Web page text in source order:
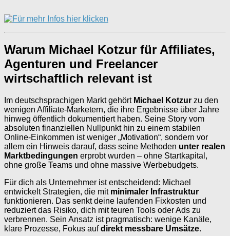
Warum Michael Kotzur für Affiliates,
Agenturen und Freelancer
wirtschaftlich relevant ist
Im deutschsprachigen Markt gehört Michael Kotzur zu den
wenigen Affiliate-Marketern, die ihre Ergebnisse über Jahre
hinweg öffentlich dokumentiert haben. Seine Story vom
absoluten finanziellen Nullpunkt hin zu einem stabilen
Online-Einkommen ist weniger „Motivation“, sondern vor
allem ein Hinweis darauf, dass seine Methoden unter realen
Marktbedingungen erprobt wurden – ohne Startkapital,
ohne große Teams und ohne massive Werbebudgets.
Für dich als Unternehmer ist entscheidend: Michael
entwickelt Strategien, die mit minimaler Infrastruktur
funktionieren. Das senkt deine laufenden Fixkosten und
reduziert das Risiko, dich mit teuren Tools oder Ads zu
verbrennen. Sein Ansatz ist pragmatisch: wenige Kanäle,
klare Prozesse, Fokus aufdirekt messbare Umsätze.